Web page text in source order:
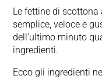
Le fettine di
semplice, veloce e
dell’ultimo minuto
ingredienti.
Ecco gli ingredienti